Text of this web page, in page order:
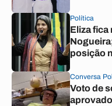
Política
Eliza fica
posição
Conversa
Voto de